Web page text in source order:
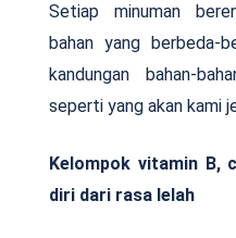
Setiap minuman
bahan yang berbeda-
kandungan bahan-
seperti yang akan kami
Kelompok vitamin B,
diri dari rasa lelah